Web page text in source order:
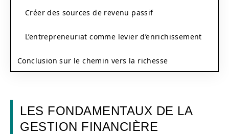
Créer des sources de revenu passif
L’entrepreneuriat comme levier d’enrichissement
Conclusion sur le chemin vers la richesse
LES FONDAMENTAUX DE LA
GESTION FINANCIÈRE